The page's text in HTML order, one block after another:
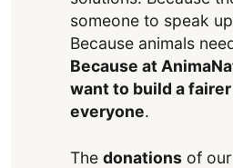
someone to speak
Because animals
Because at
want to build a
everyone.
The donationsof our